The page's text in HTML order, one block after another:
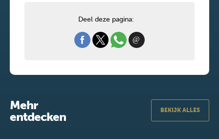
Deel deze pagina:
Mehr
entdecken
BEKIJK ALLES